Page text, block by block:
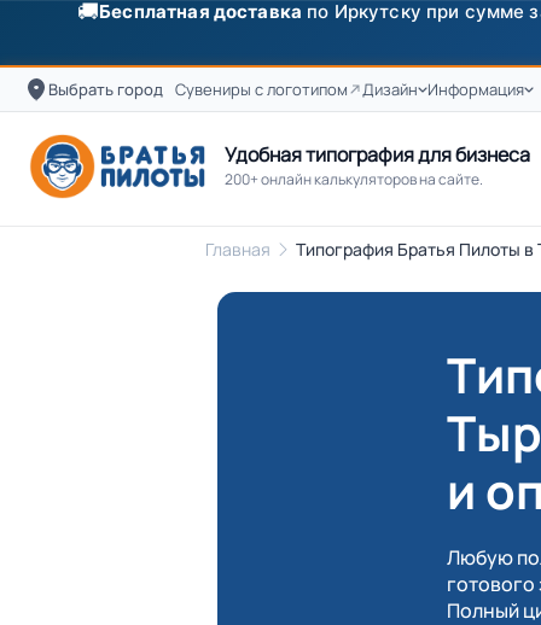
✨Скидка250 ₽на первый заказ от 3000 ₽ по
Выбрать город Сувениры с логотипом Дизайн Информация
Удобная типография для бизнеса
200+ онлайн калькуляторов на сайте.
Главная Типография Братья Пилоты
и
Любую
готового
Полный